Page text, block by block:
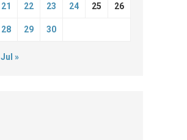
21 22 23 24 25 26
28 29 30
Jul »